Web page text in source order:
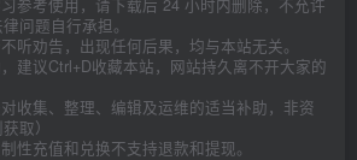
问题自行承担。
听劝告，出现任何后果，均与本站无关。
建议Ctrl+D收藏本站，网站持久离不开大家的
收集、整理、编辑及运维的适当补助，非资
取）
性充值和兑换不支持退款和提现。